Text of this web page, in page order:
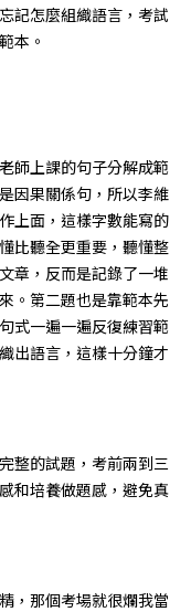
記怎麼組織語言，考試
本。
師上課的句子分解成範
因果關係句，所以李維
上面，這樣字數能寫的
比聽全更重要，聽懂整
章，反而是記錄了一堆
。第二題也是靠範本先
式一遍一遍反復練習範
出語言，這樣十分鐘才
整的試題，考前兩到三
和培養做題感，避免真
，那個考場就很爛我當